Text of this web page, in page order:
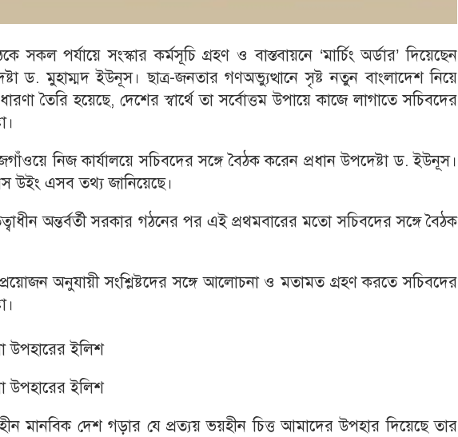
সকল পর্যায়ে সংস্কার কর্মসূচি গ্রহণ ও বাস্তবায়নে ‘মার্চিং অর্ডার’ দিয়েছেন
ড. মুহাম্মদ ইউনূস। ছাত্র-জনতার গণঅভ্যুত্থানে সৃষ্ট নতুন বাংলাদেশ নিয়ে
তৈরি হয়েছে, দেশের স্বার্থে তা সর্বোত্তম উপায়ে কাজে লাগাতে সচিবদের
নিজ কার্যালয়ে সচিবদের সঙ্গে বৈঠক করেন প্রধান উপদেষ্টা ড. ইউনূস।
উইং এসব তথ্য জানিয়েছে।
অন্তর্বর্তী সরকার গঠনের পর এই প্রথমবারের মতো সচিবদের সঙ্গে বৈঠক
প্রয়োজন অনুযায়ী সংশ্লিষ্টদের সঙ্গে আলোচনা ও মতামত গ্রহণ করতে সচিবদের
উপহারের ইলিশ
উপহারের ইলিশ
মানবিক দেশ গড়ার যে প্রত্যয় ভয়হীন চিত্ত আমাদের উপহার দিয়েছে তার